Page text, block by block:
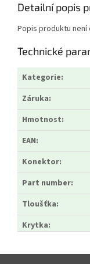
Detailní popis
Popis produktu
Technické
Kategorie:
Záruka:
Hmotnost:
EAN:
Konektor:
Part number:
Tloušťka:
Krytka: